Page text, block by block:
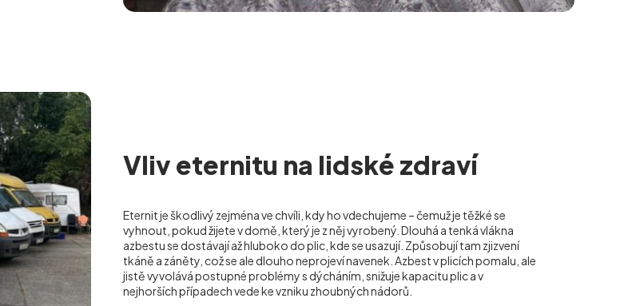
Vliv eternitu na lidské zdraví
Eternit je škodlivý zejména ve chvíli, kdy ho vdechujeme – čemuž je těžké se
vyhnout, pokud žijete v domě, který je z něj vyrobený. Dlouhá a tenká vlákna
azbestu se dostávají až hluboko do plic, kde se usazují. Způsobují tam zjizvení
tkáně a záněty, což se ale dlouho neprojeví navenek. Azbest v plicích pomalu, ale
jistě vyvolává postupné problémy s dýcháním, snižuje kapacitu plic a v
nejhorších případech vede ke vzniku zhoubných nádorů.